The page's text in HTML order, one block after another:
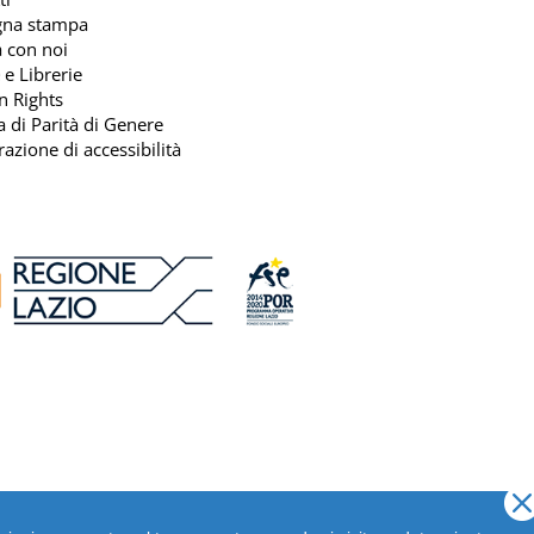
stampa
con noi
e Librerie
Rights
di Parità di Genere
di accessibilità